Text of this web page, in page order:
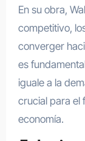
En su obra,
competitivo,
converger
es
iguale a la
crucial para el
economía.